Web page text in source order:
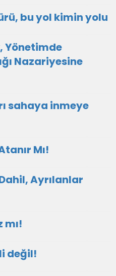
bu yol kimin yolu
Yönetimde
Nazariyesine
sahaya inmeye
Mı!
Ayrılanlar
mı!
değil!